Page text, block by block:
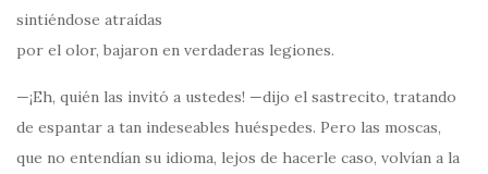
sintiéndose atraídas
por el olor, bajaron en verdaderas legiones.
—¡Eh, quién las invitó a ustedes! —dijo el sastrecito, tratando
de espantar a tan indeseables huéspedes. Pero las moscas,
que no entendían su idioma, lejos de hacerle caso, volvían a la